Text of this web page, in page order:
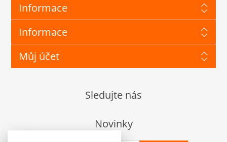
Informace
Informace
Můj účet
Sledujte nás
Novinky